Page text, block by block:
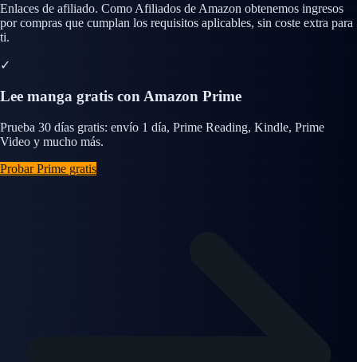
Enlaces de afiliado. Como Afiliados de Amazon obtenemos ingresos
por compras que cumplan los requisitos aplicables, sin coste extra para
ti.
✓
Lee manga gratis con Amazon Prime
Prueba 30 días gratis: envío 1 día, Prime Reading, Kindle, Prime
Video y mucho más.
Probar Prime gratis